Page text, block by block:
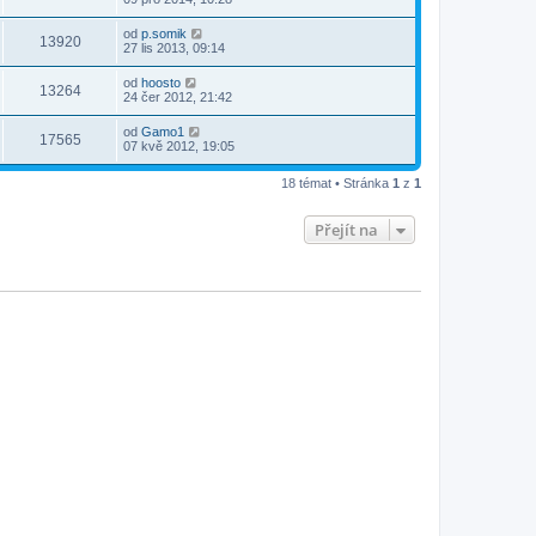
13920 od p.somik
27 lis 2013, 09:14
13264 od hoosto
24 čer 2012, 21:42
17565 od Gamo1
07 kvě 2012, 19:05
18 témat • Stránka 1 z 1
Přejít na